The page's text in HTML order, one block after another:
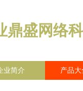
鼎盛网络
业简介 产品大